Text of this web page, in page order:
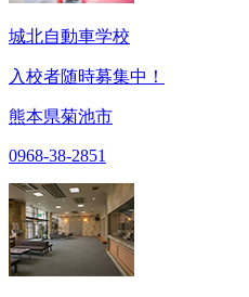
城北自動車学校
入校者随時募集中！
熊本県菊池市
0968-38-2851